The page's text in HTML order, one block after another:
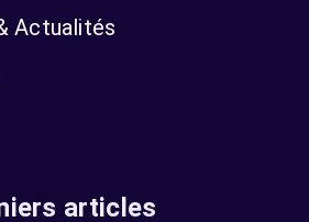
Actualités
articles